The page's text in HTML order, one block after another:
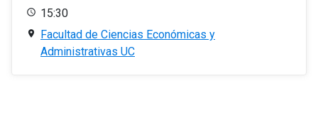
15:30
Facultad de Ciencias Económicas y
Administrativas UC